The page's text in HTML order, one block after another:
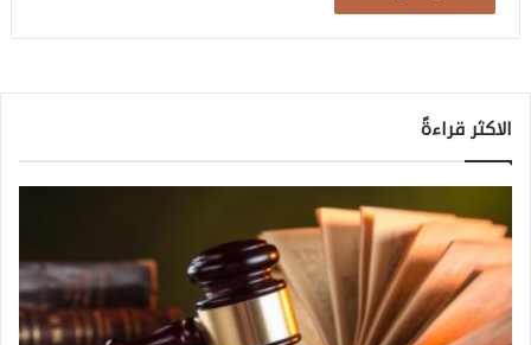
الاكثر قراءةً